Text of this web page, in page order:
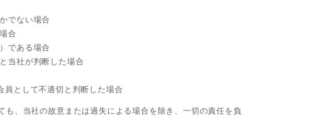
でない場合
合
である場合
当社が判断した場合
員として不適切と判断した場合
、当社の故意または過失による場合を除き、一切の責任を負